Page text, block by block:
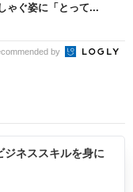
ゃぐ姿に「とって...
by
ジネススキルを身に